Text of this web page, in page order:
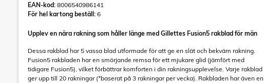
EAN-kod: 8006540986141
För hel kartong beställ: 6
Upplev en nära rakning som håller länge med Gillettes Fusion5 rakblad för män
Dessa rakblad har 5 vassa blad utformade för att ge en slät och bekväm rakning.
Fusion5 rakbladen har en smörjande remsa för ett mjukare glid (jämfört med
tidigare Fusion5), vilket förbättrar komforten i din rakningsupplevelse. Varje rakblad
ger upp till 20 rakningar (*baserat på 3 rakningar per vecka). Rakbladen har även en